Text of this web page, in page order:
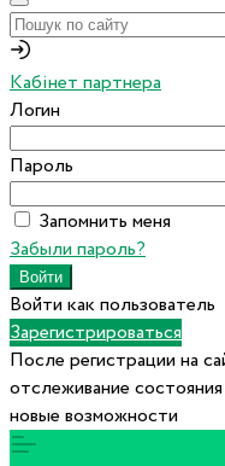
Кабінет партнера
Логин
Пароль
Запомнить меня
Забыли пароль?
Войти как пользователь
Зарегистрироваться
После регистрации на
отслеживание
новые возможности